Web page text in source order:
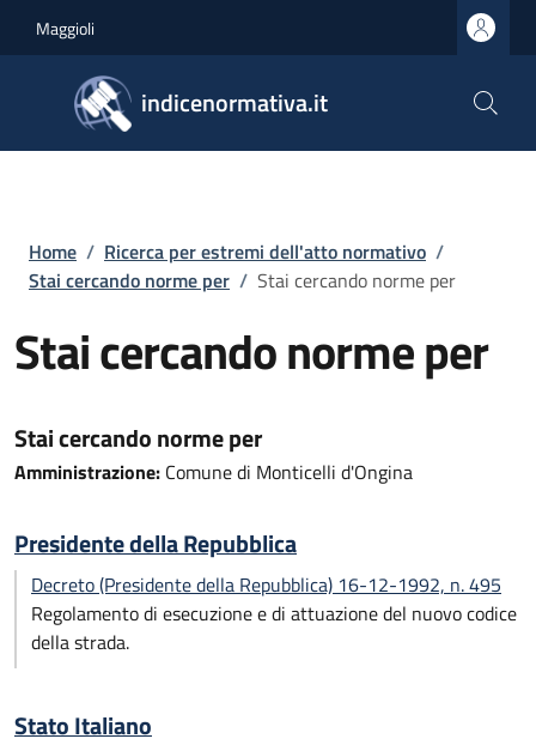
Maggioli
indicenormativa.it
Briciole di pane
Home / Ricerca per estremi dell'atto normativo /
Stai cercando norme per / Stai cercando norme per
Stai cercando norme per
Stai cercando norme per
Amministrazione: Comune di Monticelli d'Ongina
Presidente della Repubblica
Decreto (Presidente della Repubblica) 16-12-1992, n. 495
Regolamento di esecuzione e di attuazione del nuovo codice
della strada.
Stato Italiano